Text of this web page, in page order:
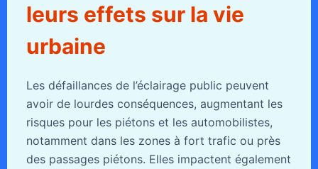
leurs effets sur la vie
urbaine
Les défaillances de l’éclairage public peuvent
avoir de lourdes conséquences, augmentant les
risques pour les piétons et les automobilistes,
notamment dans les zones à fort trafic ou près
des passages piétons. Elles impactent également